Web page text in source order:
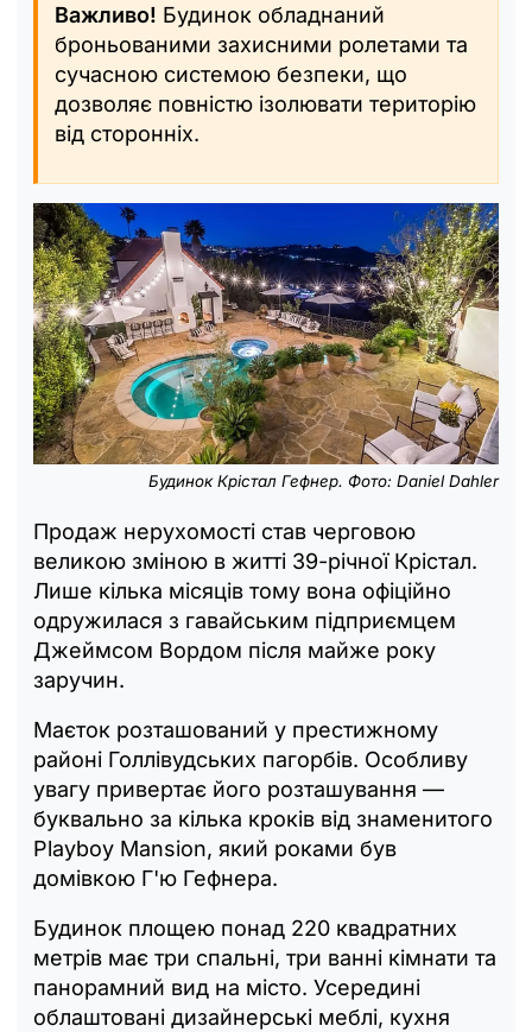
Важливо! Будинок обладнаний
броньованими захисними ролетами та
сучасною системою безпеки, що
дозволяє повністю ізолювати територію
від сторонніх.
Будинок Крістал Гефнер. Фото: Daniel Dahler
Продаж нерухомості став черговою
великою зміною в житті 39-річної Крістал.
Лише кілька місяців тому вона офіційно
одружилася з гавайським підприємцем
Джеймсом Вордом після майже року
заручин.
Маєток розташований у престижному
районі Голлівудських пагорбів. Особливу
увагу привертає його розташування —
буквально за кілька кроків від знаменитого
Playboy Mansion, який роками був
домівкою Г'ю Гефнера.
Будинок площею понад 220 квадратних
метрів має три спальні, три ванні кімнати та
панорамний вид на місто. Усередині
облаштовані дизайнерські меблі, кухня